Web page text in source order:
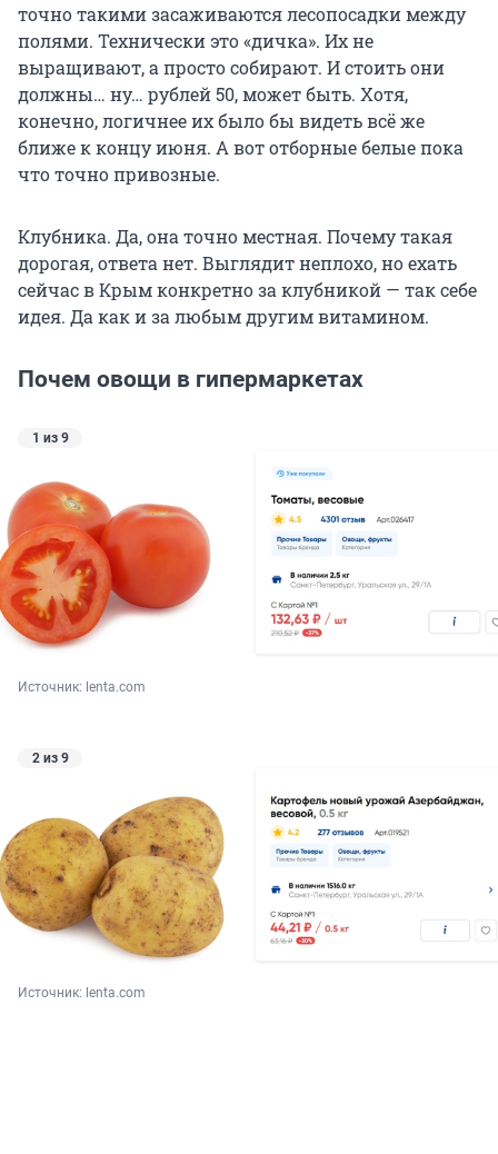
точно такими засаживаются лесопосадки между
полями. Технически это «дичка». Их не
выращивают, а просто собирают. И стоить они
должны… ну… рублей 50, может быть. Хотя,
конечно, логичнее их было бы видеть всё же
ближе к концу июня. А вот отборные белые пока
что точно привозные.
Клубника. Да, она точно местная. Почему такая
дорогая, ответа нет. Выглядит неплохо, но ехать
сейчас в Крым конкретно за клубникой — так себе
идея. Да как и за любым другим витамином.
Почем овощи в гипермаркетах
1 из 9
Источник: lenta.com
2 из 9
Источник: lenta.com